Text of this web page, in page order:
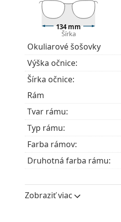
Handrička, ktorá je
modely môžu
Ide o zdravotnícku
134 mm
Šírka
Okuliarové šošovky
Výška očnice:
Šírka očnice:
Rám
Tvar rámu:
Typ rámu:
Farba rámov:
Druhotná farba rámu:
Veľkosť:
Zobraziť viac